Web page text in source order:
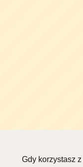
Gdy korzystasz